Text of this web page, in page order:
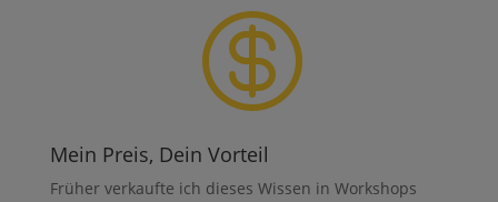

Mein Preis, Dein Vorteil
Früher verkaufte ich dieses Wissen in Workshops